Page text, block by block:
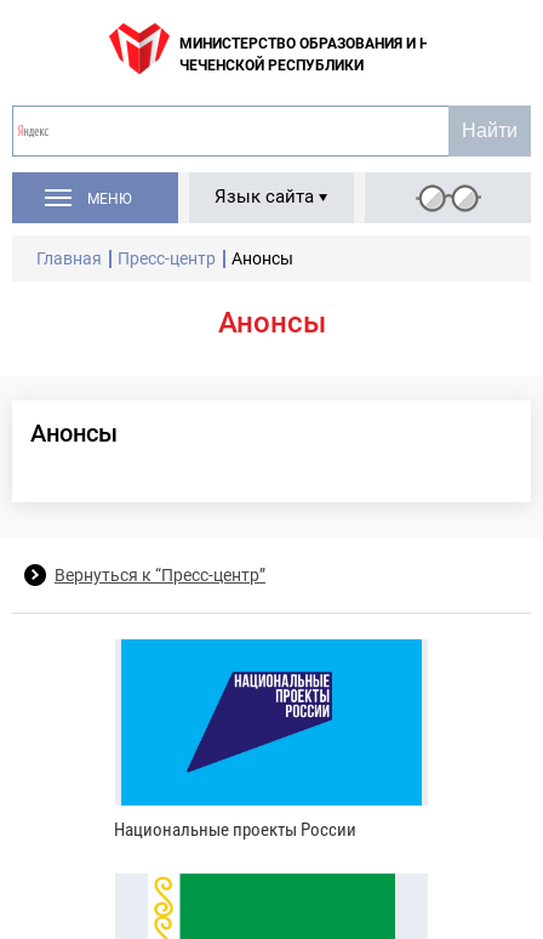
МИНИСТЕРСТВО ОБРАЗОВАНИЯ И НАУКИ
ЧЕЧЕНСКОЙ РЕСПУБЛИКИ
МЕНЮ Язык сайта
Главная Пресс-центр Анонсы
Анонсы
Анонсы
Вернуться к “Пресс-центр”
Национальные проекты России